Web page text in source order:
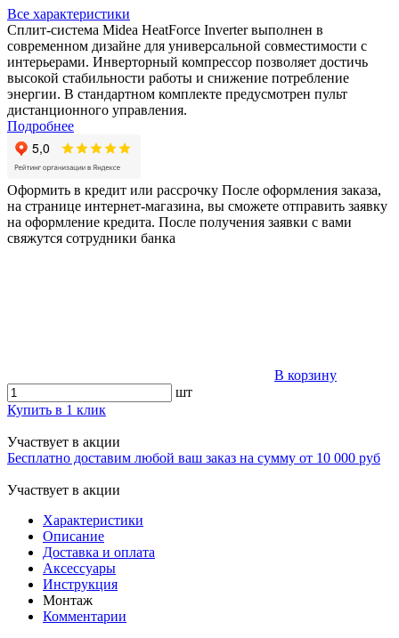
Все характеристики
Сплит-система Midea HeatForce Inverter выполнен в
современном дизайне для универсальной совместимости с
интерьерами. Инверторный компрессор позволяет достичь
высокой стабильности работы и снижение потребление
энергии. В стандартном комплекте предусмотрен пульт
дистанционного управления.
Подробнее
Оформить в кредит или рассрочку После оформления заказа,
на странице интернет-магазина, вы сможете отправить заявку
на оформление кредита. После получения заявки с вами
свяжутся сотрудники банка
В корзину
шт
Купить в 1 клик
Участвует в акции
Бесплатно доставим любой ваш заказ на сумму от 10 000 руб
Участвует в акции
Характеристики
Описание
Доставка и оплата
Аксессуары
Инструкция
Монтаж
Комментарии